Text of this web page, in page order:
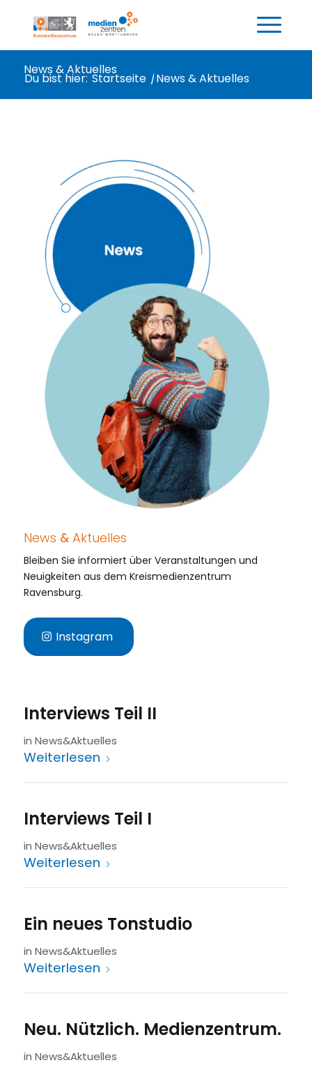
News & Aktuelles
Du bist hier: Startseite /News & Aktuelles
News &Aktuelles
Bleiben Sie informiert über Veranstaltungen und
Neuigkeiten aus dem Kreismedienzentrum
Ravensburg.
Instagram
Interviews Teil II
in News&Aktuelles
Weiterlesen
Interviews Teil I
in News&Aktuelles
Weiterlesen
Ein neues Tonstudio
in News&Aktuelles
Weiterlesen
Neu. Nützlich. Medienzentrum.
in News&Aktuelles